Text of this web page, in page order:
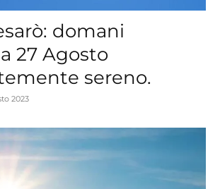
domani
27 Agosto
sereno.
2023